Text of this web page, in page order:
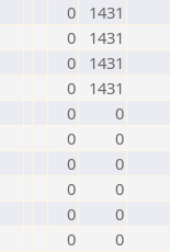
0
1431
0
1431
0
1431
0
1431
0
0
0
0
0
0
0
0
0
0
0
0